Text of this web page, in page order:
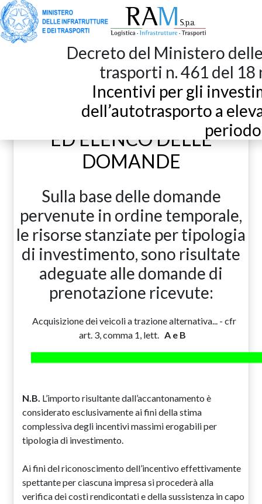
Decreto del Ministero
trasporti n. 461 del
Incentivi per gli
dell’autotrasporto a
INVESTIMENTI di cui al DM
461/2021:
DOTAZIONI FINANZIARIE
ED ELENCO DELLE
DOMANDE
Sulla base delle domande
pervenute in ordine temporale,
le risorse stanziate per tipologia
di investimento, sono risultate
adeguate alle domande di
prenotazione ricevute:
Acquisizione dei veicoli a trazione alternativa... - cfr
art. 3, comma 1, lett. A e B
N.B. L’importo risultante dall’accantonamento è
considerato esclusivamente ai fini della stima
complessiva degli incentivi massimi erogabili per
tipologia di investimento.
Ai fini del riconoscimento dell’incentivo effettivamente
spettante per ciascuna impresa si procederà alla
verifica dei costi rendicontati e della sussistenza in capo